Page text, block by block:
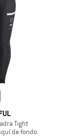
Tight
de fondo